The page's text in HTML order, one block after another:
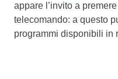
appare l’invito a
telecomando: a questo
programmi disponibili in